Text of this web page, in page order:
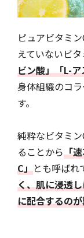
ピュアビタミ
えていないビタ
ビン酸」「L-
身体組織のコ
す。
純粋なビタミ
ることから「
C」とも呼ばれ
く、肌に浸透
に配合するの